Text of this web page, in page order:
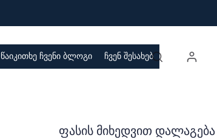
წაიკითხე ჩვენი ბლოგი ჩვენ შესახებ
ფასის მიხედვით დალაგება